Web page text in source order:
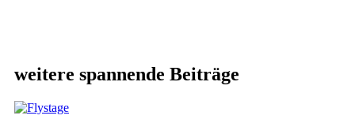
weitere spannende Beiträge